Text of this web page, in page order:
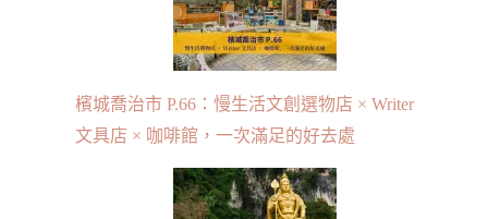
檳城喬治市 P.66：慢生活文創選物店 × Writer
文具店 × 咖啡館，一次滿足的好去處